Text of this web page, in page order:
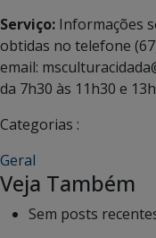
Serviço: Informações
obtidas no telefone
email:
da 7h30 às 11h30 e
Categorias :
Geral
Veja Também
Sem posts